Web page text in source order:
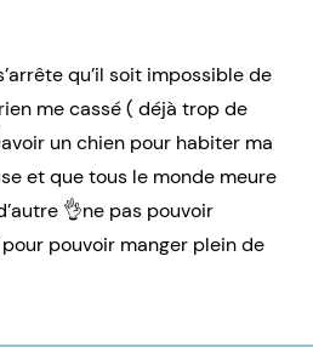
qu’il soit impossible de
me cassé ( déjà trop de
un chien pour habiter ma
et que tous le monde meure
👌ne pas pouvoir
pouvoir manger plein de